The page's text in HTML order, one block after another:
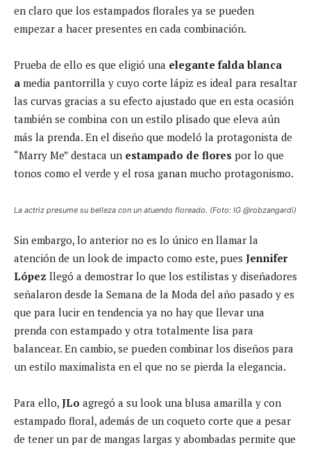
en claro que los estampados florales ya se pueden
empezar a hacer presentes en cada combinación.
Prueba de ello es que eligió una elegante falda blanca
a media pantorrilla y cuyo corte lápiz es ideal para resaltar
las curvas gracias a su efecto ajustado que en esta ocasión
también se combina con un estilo plisado que eleva aún
más la prenda. En el diseño que modeló la protagonista de
“Marry Me” destaca un estampado de flores por lo que
tonos como el verde y el rosa ganan mucho protagonismo.
La actriz presume su belleza con un atuendo floreado. (Foto: IG @robzangardi)
Sin embargo, lo anterior no es lo único en llamar la
atención de un look de impacto como este, pues Jennifer
López llegó a demostrar lo que los estilistas y diseñadores
señalaron desde la Semana de la Moda del año pasado y es
que para lucir en tendencia ya no hay que llevar una
prenda con estampado y otra totalmente lisa para
balancear. En cambio, se pueden combinar los diseños para
un estilo maximalista en el que no se pierda la elegancia.
Para ello, JLo agregó a su look una blusa amarilla y con
estampado floral, además de un coqueto corte que a pesar
de tener un par de mangas largas y abombadas permite que